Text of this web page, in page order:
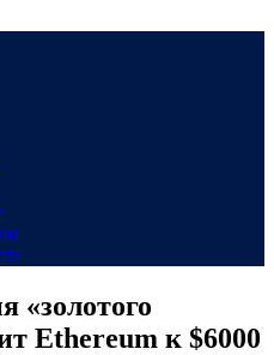
«золотого
Ethereum к $6000